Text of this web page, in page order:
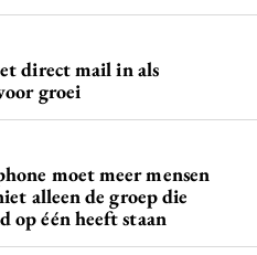
direct mail in als
groei
moet meer mensen
alleen de groep die
op één heeft staan